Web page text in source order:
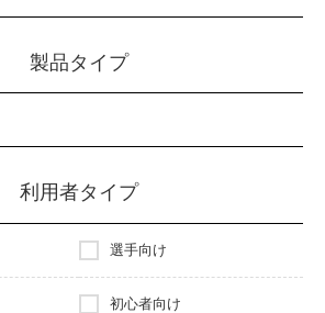
製品タイプ
利用者タイプ
選手向け
初心者向け